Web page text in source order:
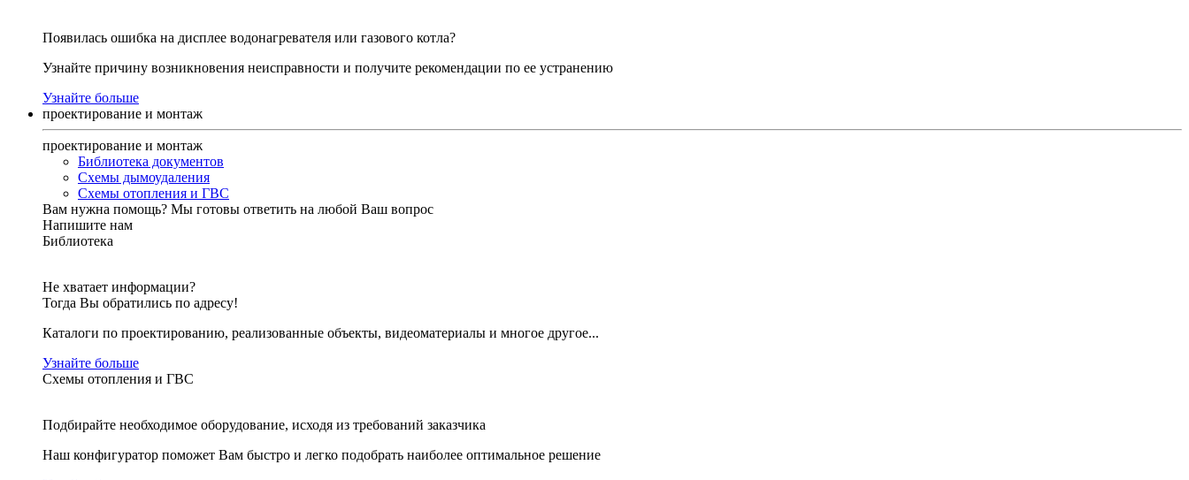
Появилась ошибка на дисплее водонагревателя или газового котла?
Узнайте причину возникновения неисправности и получите рекомендации по ее устранению
Узнайте больше
проектирование и монтаж
проектирование и монтаж
Библиотека документов
Схемы дымоудаления
Схемы отопления и ГВС
Вам нужна помощь? Мы готовы ответить на любой Ваш вопрос
Напишите нам
Библиотека
Не хватает информации?
Тогда Вы обратились по адресу!
Каталоги по проектированию, реализованные объекты, видеоматериалы и многое другое...
Узнайте больше
Схемы отопления и ГВС
Подбирайте необходимое оборудование, исходя из требований заказчика
Наш конфигуратор поможет Вам быстро и легко подобрать наиболее оптимальное решение